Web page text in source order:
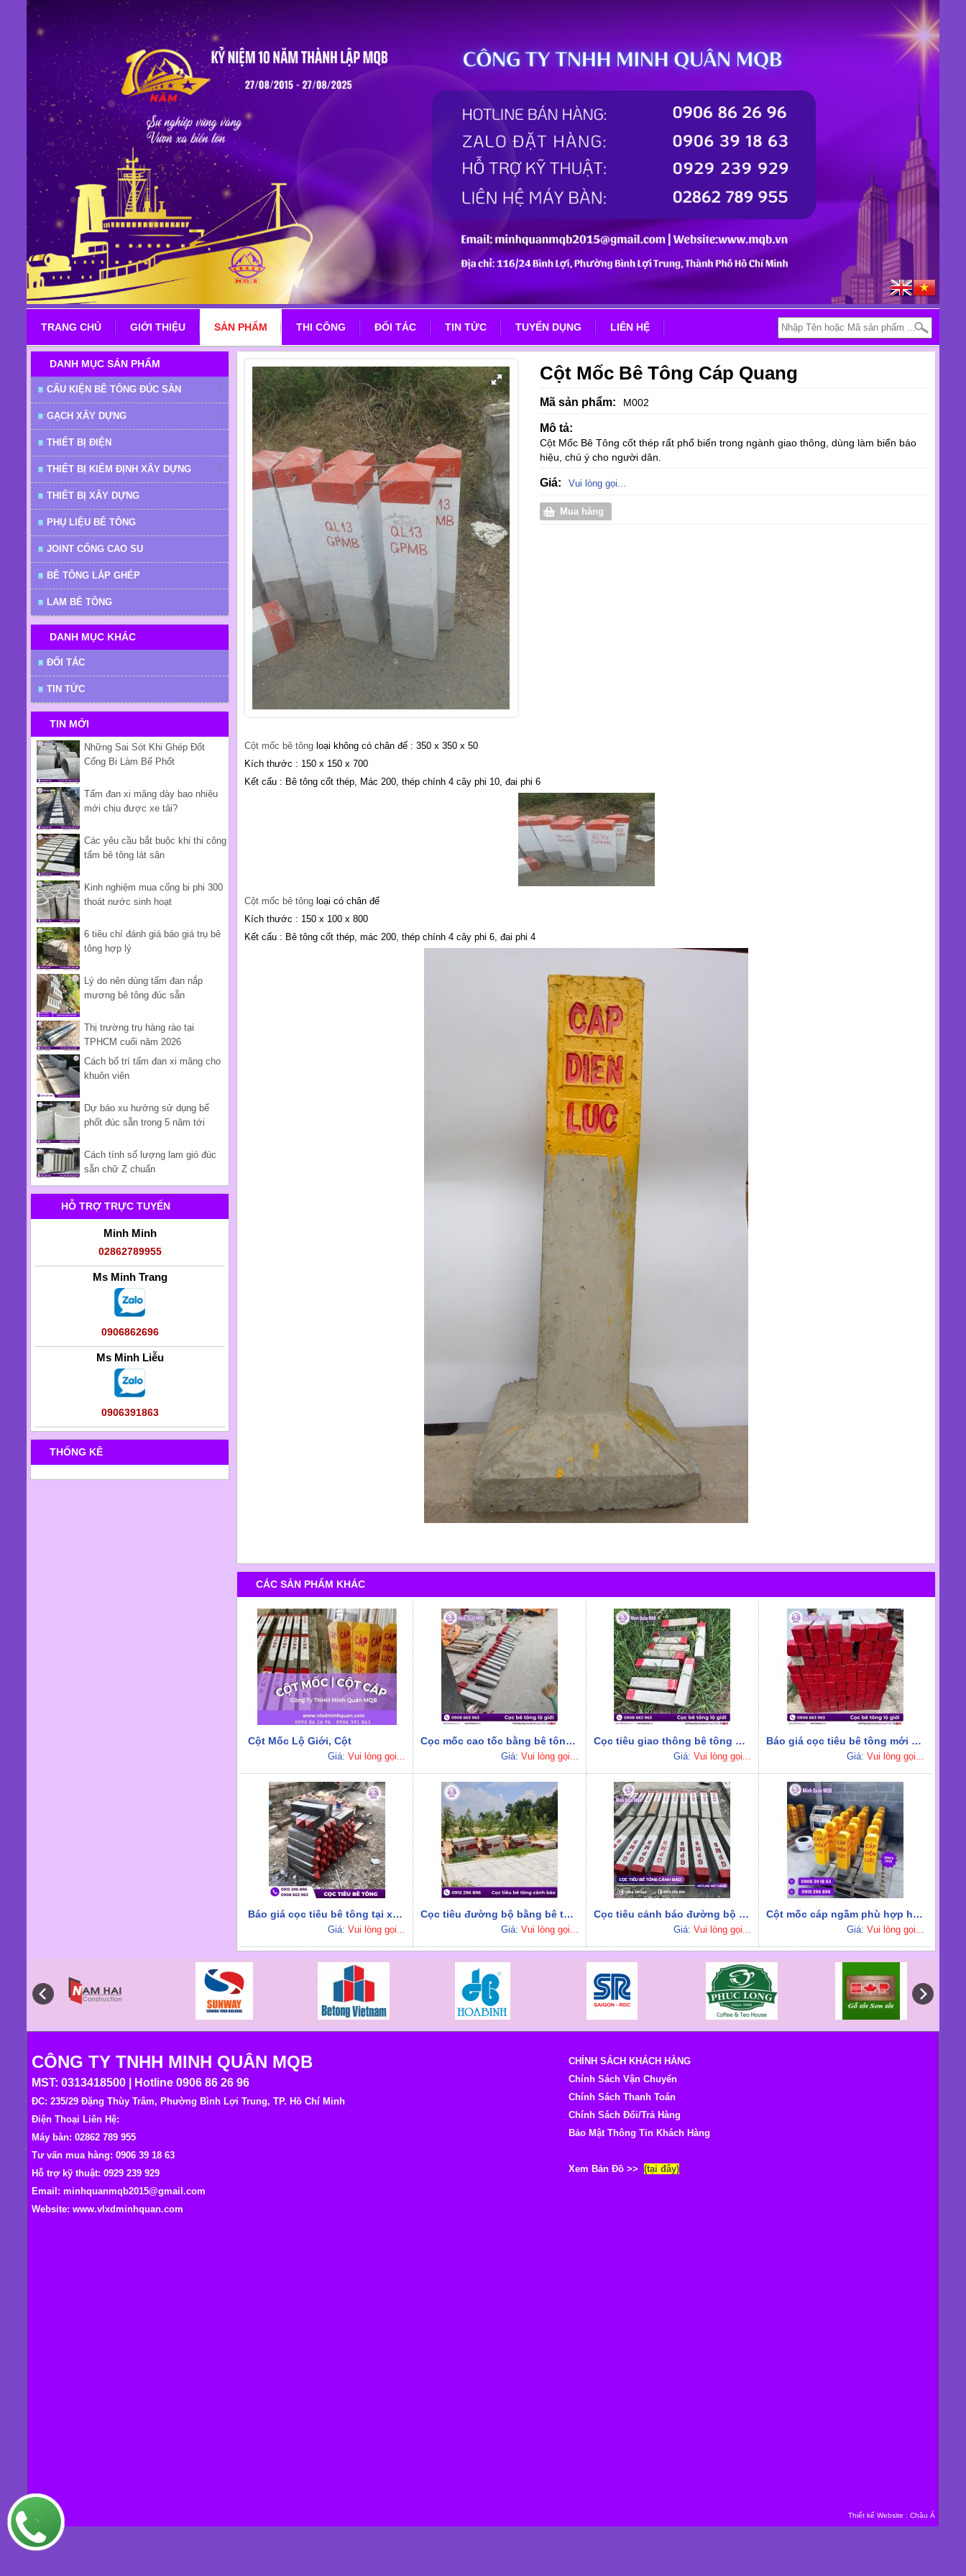
TRANG CHỦ GIỚI THIỆU SẢN PHẨM THI CÔNG ĐỐI TÁC TIN TỨC TUYỂN DỤNG LIÊN HỆ
Cột Mốc Bê Tông Cáp Quang
Mã sản phẩm: M002
Mô tả:
Cột Mốc Bê Tông cốt thép rất phổ biến trong ngành giao thông, dùng làm biển báo
hiệu, chú ý cho người dân.
Giá: Vui lòng gọi...
Mua hàng
Cột mốc bê tông loại không cóchân đế : 350 x 350 x 50
Kích thước : 150 x 150 x 700
Kết cấu : Bê tông cốt thép, Mác 200, thép chính 4 cây phi 10, đai phi 6
Cột mốc bê tông loại cóchân đế
Kích thước : 150 x 100 x 800
Kết cấu : Bê tông cốt thép, mác 200, thép chính 4 cây phi 6, đai phi 4
CÁC SẢN PHẨM KHÁC
Cột Mốc Lộ Giới, Cột
Giá:Vui lòng gọi...
Cọc mốc cao tốc bằng bê tông giá rẻ, sẵn hàng
Giá: Vui lòng gọi...
Cọc tiêu giao thông bê tông giao hàng Miền Nam
Giá: Vui lòng gọi...
Báo giá cọc tiêu bê tông mới nhất tại Miền Nam
Giá: Vui lòng gọi...
Báo giá cọc tiêu bê tông tại xưởng mới nhất
Giá:Vui lòng gọi...
Cọc tiêu đường bộ bằng bê tông có sơn phản quang
Giá: Vui lòng gọi...
Cọc tiêu cảnh báo đường bộ phù hợp đường nội bộ và quốc lộ
Giá: Vui lòng gọi...
Cột mốc cáp ngầm phù hợp hạ tầng điện, viễn thông
Giá: Vui lòng gọi...
DANH MỤC SẢN PHẨM
CẤU KIỆN BÊ TÔNG ĐÚC SẴN
GẠCH XÂY DỰNG
THIẾT BỊ ĐIỆN
THIẾT BỊ KIỂM ĐỊNH XÂY DỰNG
THIẾT BỊ XÂY DỰNG
PHỤ LIỆU BÊ TÔNG
JOINT CỐNG CAO SU
BÊ TÔNG LẮP GHÉP
LAM BÊ TÔNG
DANH MỤC KHÁC
ĐỐI TÁC
TIN TỨC
TIN MỚI
Những Sai Sót Khi Ghép Đốt
Cống Bi Làm Bể Phốt
Tấm đan xi măng dày bao nhiêu
mới chịu được xe tải?
Các yêu cầu bắt buộc khi thi công
tấm bê tông lát sân
Kinh nghiệm mua cống bi phi 300
thoát nước sinh hoạt
6 tiêu chí đánh giá báo giá trụ bê
tông hợp lý
Lý do nên dùng tấm đan nắp
mương bê tông đúc sẵn
Thị trường trụ hàng rào tại
TPHCM cuối năm 2026
Cách bố trí tấm đan xi măng cho
khuôn viên
Dự báo xu hướng sử dụng bể
phốt đúc sẵn trong 5 năm tới
Cách tính số lượng lam gió đúc
sẵn chữ Z chuẩn
HỖ TRỢ TRỰC TUYẾN
Minh Minh
02862789955
Ms Minh Trang
0906862696
Ms Minh Liễu
0906391863
THỐNG KÊ
CÔNG TY TNHH MINH QUÂN MQB
MST: 0313418500 | Hotline 0906 86 26 96
ĐC: 235/29 Đặng Thùy Trâm, Phường Bình Lợi Trung, TP. Hồ Chí Minh
Điện Thoại Liên Hệ:
Máy bàn: 02862 789 955
Tư vấn mua hàng: 0906 39 18 63
Hỗ trợ kỹ thuật: 0929 239 929
Email: minhquanmqb2015@gmail.com
Website: www.vlxdminhquan.com
CHÍNH SÁCH KHÁCH HÀNG
Chính Sách Vận Chuyển
Chính Sách Thanh Toán
Chính Sách Đổi/Trả Hàng
Bảo Mật Thông Tin Khách Hàng
Xem Bản Đồ >> (tại đây)
Thiết kế Website : Châu Á